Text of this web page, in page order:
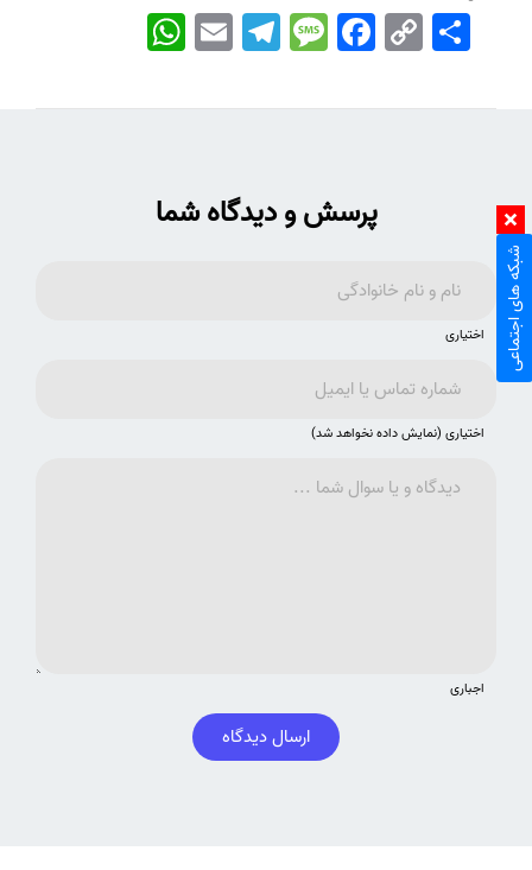
WhatsApp EmailTelegramMessageFacebook Copy
Link
اشتراک
پرسش و دیدگاه شما
اختیاری
اختیاری (نمایش داده نخواهد شد)
اجباری
ارسال دیدگاه
شبکه های اجتماعی